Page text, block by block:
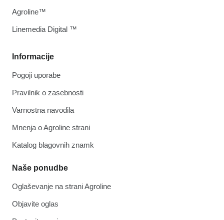
Informacije
Pogoji uporabe
Pravilnik o zasebnosti
Varnostna navodila
Mnenja o Agroline strani
Katalog blagovnih znamk
Naše ponudbe
Oglaševanje na strani Agroline
Objavite oglas
Agroline™
Linemedia Digital ™